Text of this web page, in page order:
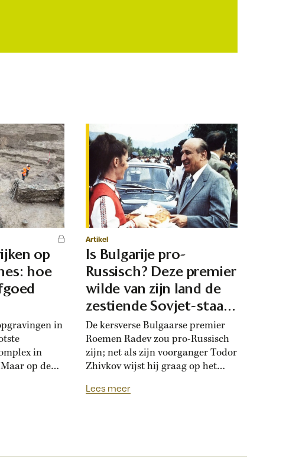
op
hoe
in
in
op de
woonwijk
Artikel
Is Bulgarije pro-
Russisch? Deze premier
wilde van zijn land de
zestiende Sovjet-staat
maken
De kersverse Bulgaarse premier
Roemen Radev zou pro-Russisch
zijn; net als zijn voorganger Todor
Zhivkov wijst hij graag op het
1878. Die vroegere premier was zo
Lees meer